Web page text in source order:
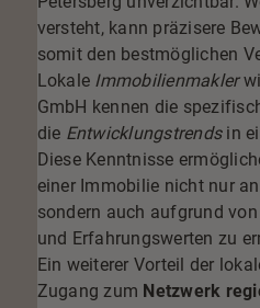
versteht, kann präzisere
somit den bestmöglichen
Lokale Immobilienmakler
GmbH kennen die
die Entwicklungstrendsin
Diese Kenntnisse
einer Immobilie nicht nur
sondern auch aufgrund von
und Erfahrungswerten zu
Ein weiterer Vorteil der
Zugang zum Netzwerk